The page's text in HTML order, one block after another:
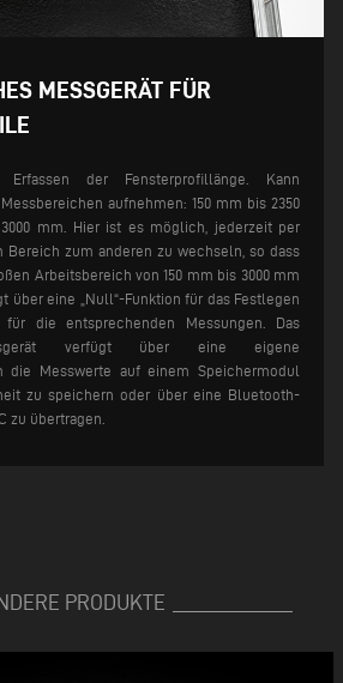
MESSGERÄT FÜR
der Fensterprofillänge. Kann
aufnehmen: 150 mm bis 2350
mm. Hier ist es möglich, jederzeit per
Bereich zum anderen zu wechseln, so dass
Arbeitsbereich von 150 mm bis 3000 mm
über eine „Null“-Funktion für das Festlegen
die entsprechenden Messungen.
Das
verfügt über eine eigene
die Messwerte auf einem Speichermodul
zu speichern oder über eine Bluetooth-
zu übertragen.
PRODUKTE